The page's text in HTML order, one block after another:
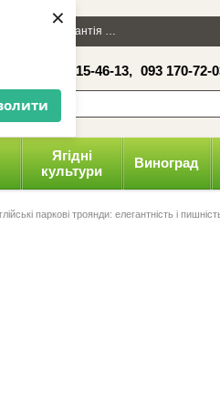
×
грн Гарантія
050 515-46-13, 093 170-72-
Ягідні
культури
Виноград
паркові троянди: елегантність і